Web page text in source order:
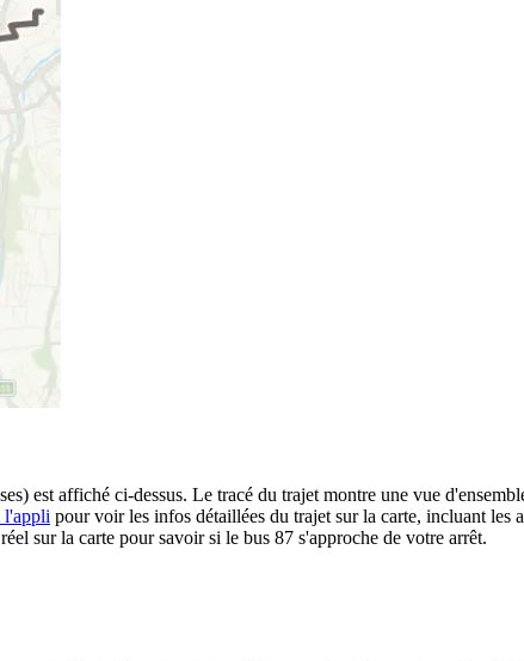
est affiché ci-dessus. Le tracé du trajet montre une vue
l'appli pour voir les infos détaillées du trajet sur la carte, incluant les
sur la carte pour savoir si le bus 87 s'approche de votre arrêt.